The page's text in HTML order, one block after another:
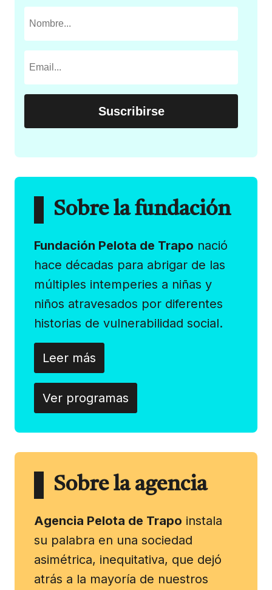
Sobre la fundación
Fundación Pelota de Trapo nació
hace décadas para abrigar de las
múltiples intemperies a niñas y
niños atravesados por diferentes
historias de vulnerabilidad social.
Leer más
Ver programas
Sobre la agencia
Agencia Pelota de Trapo instala
su palabra en una sociedad
asimétrica, inequitativa, que dejó
atrás a la mayoría de nuestros